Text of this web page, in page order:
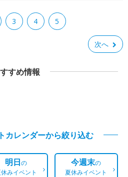
3 4 5
次へ
すめ情報
カレンダーから絞り込む
明日の
みイベント
今週末の
夏休みイベント